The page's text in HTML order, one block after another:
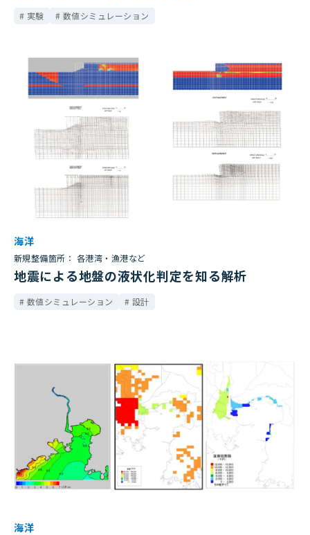
実験 数値シミュレーション
海洋
新規整備箇所： 各港湾・漁港など
地震による地盤の液状化判定を知る解析
数値シミュレーション 設計
海洋